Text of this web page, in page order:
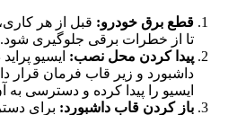
قطع برق خودرو: قبل از هر
تا از خطرات برقی جلوگیری شود.
پیدا کردن محل نصب: ایسیو
داشبورد و زیر قاب فرمان قرار
ایسیو را پیدا کرده و دسترسی به
باز کردن قاب داشبورد: برای